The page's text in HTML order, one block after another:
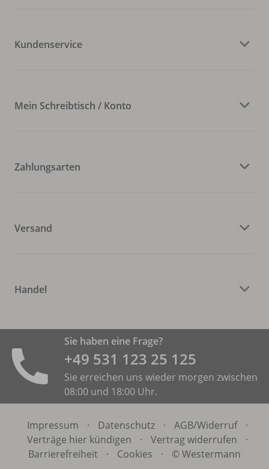
Kundenservice
Mein Schreibtisch / Konto
Zahlungsarten
Versand
Handel
Sie haben eine Frage?
+49 531 ­123 25 125
Sie erreichen uns wieder morgen zwischen
08:00 und 18:00 Uhr.
Impressum · Datenschutz · AGB/Widerruf
·
Verträge hier kündigen
· Vertrag widerrufen
·
Barrierefreiheit
· Cookies · © Westermann